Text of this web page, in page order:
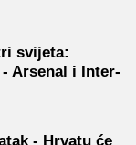
svijeta:
- Arsenal i Inter-
- Hrvatu će